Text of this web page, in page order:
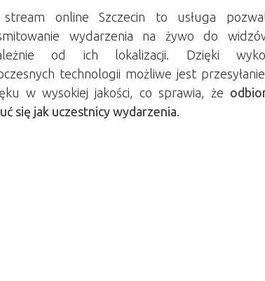
stream online Szczecin to usługa
wydarzenia na żywo do
od ich lokalizacji. Dzięki
technologii możliwe jest
w wysokiej jakości, co sprawia, że
się jak uczestnicy wydarzenia